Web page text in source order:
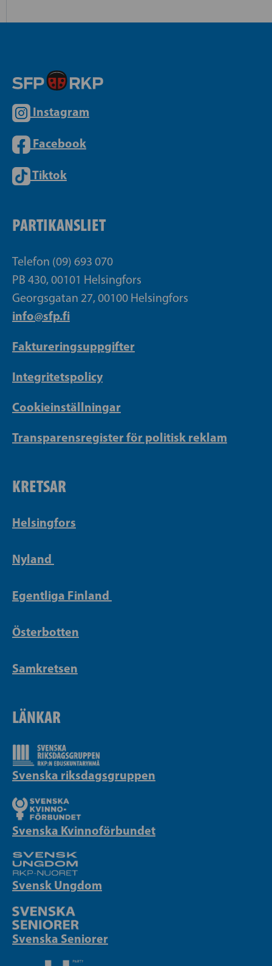
Instagram
Facebook
Tiktok
PARTIKANSLIET
Telefon (09) 693 070
PB 430, 00101 Helsingfors
Georgsgatan 27, 00100 Helsingfors
info@sfp.fi
Faktureringsuppgifter
Integritetspolicy
Cookieinställningar
Transparensregister för politisk reklam
KRETSAR
Helsingfors
Nyland
Egentliga Finland
Österbotten
Samkretsen
LÄNKAR
Svenska riksdagsgruppen
Svenska Kvinnoförbundet
Svensk Ungdom
Svenska Seniorer